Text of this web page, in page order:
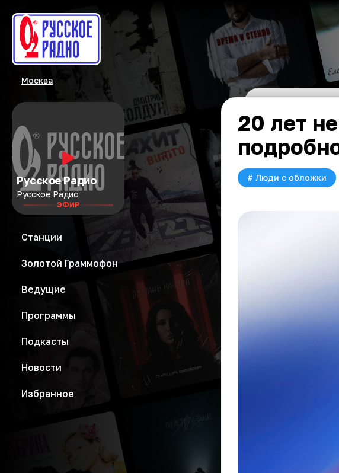
Москва
Русское Радио
Русское Радио
ЭФИР
Станции
Золотой Граммофон
Ведущие
Программы
Подкасты
Новости
Избранное
20 лет
# Люди с обложки